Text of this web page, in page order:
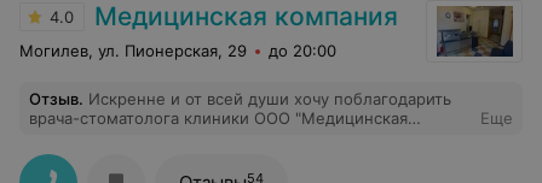
4.0 Медицинская компания
Могилев, ул. Пионерская, 29 до 20:00
Отзыв. Искренне и от всей души хочу поблагодарить
врача-стоматолога клиники ООО "Медицинская
высокий профессионализм в работе, а самое главное-
за доброе отношение к своим пациентам. Александр
Еще
54